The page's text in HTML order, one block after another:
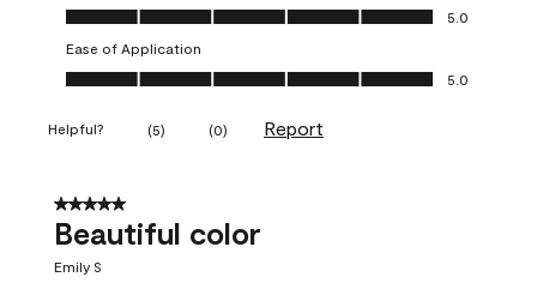
Value of Product, 5.0 out of 5
5.0
Ease of Application
Ease of Application, 5.0 out of 5
5.0
Helpful? (5) (0) Report
5 out of 5 stars.
Beautiful color
Emily S